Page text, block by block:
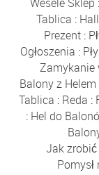
Tablica :
Prezent :
Ogłoszenia :
Zamykanie
Balony z Helem
Tablica : Reda :
: Hel do
Jak zrobić
Pomysł